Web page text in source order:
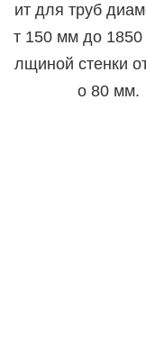
ит для труб
т 150 мм до
лщиной стенки
о 80 мм.